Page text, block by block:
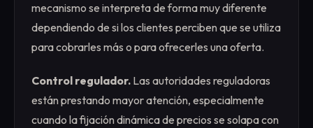
mecanismo se interpreta de forma muy diferente
dependiendo de si los clientes perciben que se utiliza
para cobrarles más o para ofrecerles una oferta.
Control regulador. Las autoridades reguladoras
están prestando mayor atención, especialmente
cuando la fijación dinámica de precios se solapa con